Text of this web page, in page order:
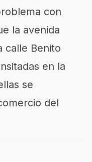
con
la avenida
calle Benito
en la
se
del